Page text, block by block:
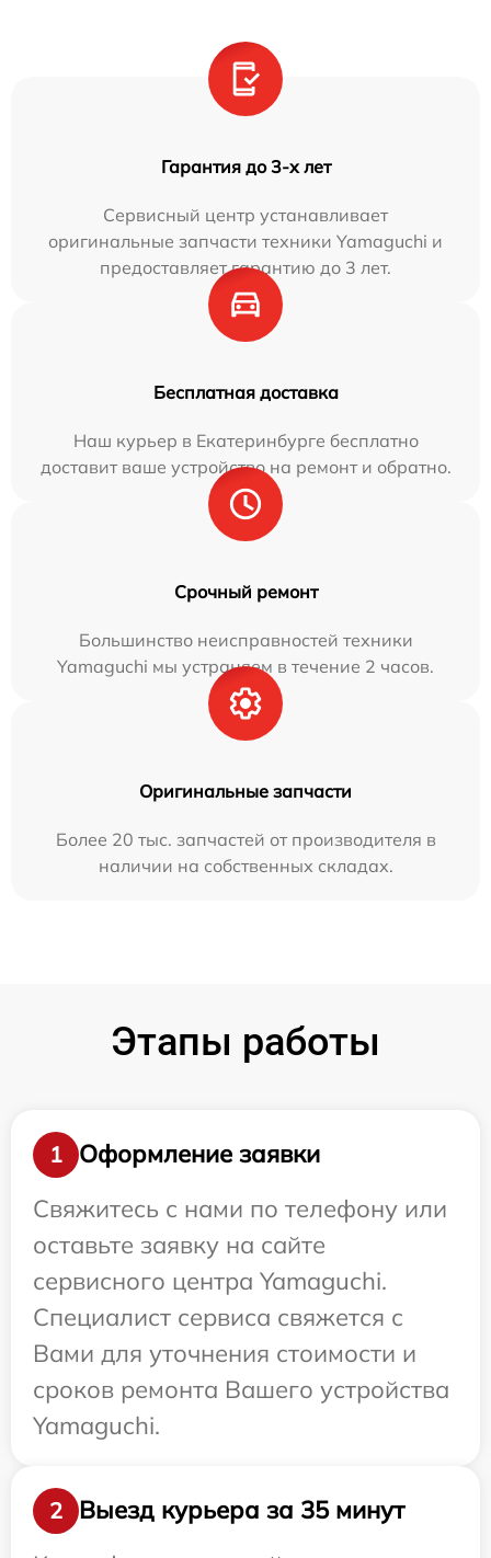
Гарантия до 3-х лет
Сервисный центр устанавливает
оригинальные запчасти техники Yamaguchi и
предоставляет гарантию до 3 лет.
Бесплатная доставка
Наш курьер в Екатеринбурге бесплатно
доставит ваше устройство на ремонт и обратно.
Срочный ремонт
Большинство неисправностей техники
Yamaguchi мы устраняем в течение 2 часов.
Оригинальные запчасти
Более 20 тыс. запчастей от производителя в
наличии на собственных складах.
Этапы работы
1
Оформление заявки
Свяжитесь с нами по телефону или
оставьте заявку на сайте
сервисного центра Yamaguchi.
Специалист сервиса свяжется с
Вами для уточнения стоимости и
сроков ремонта Вашего устройства
Yamaguchi.
2
Выезд курьера за 35 минут